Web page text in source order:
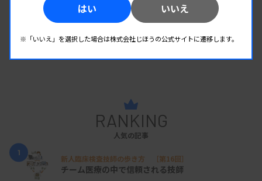
RANKING
人気の記事
1
新人臨床検査技師の歩き方 ［第16回］
チーム医療の中で信頼される技師
はい いいえ
※「いいえ」を選択した場合は株式会社じほうの公式サイトに遷移します。